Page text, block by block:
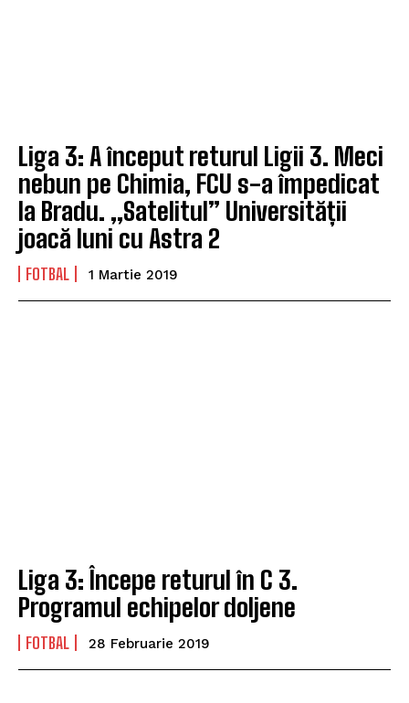
Liga 3: A început returul Ligii 3. Meci
nebun pe Chimia, FCU s-a împedicat
la Bradu. „Satelitul” Universității
joacă luni cu Astra 2
FOTBAL 1 Martie 2019
Liga 3: Începe returul în C 3.
Programul echipelor doljene
FOTBAL 28 Februarie 2019